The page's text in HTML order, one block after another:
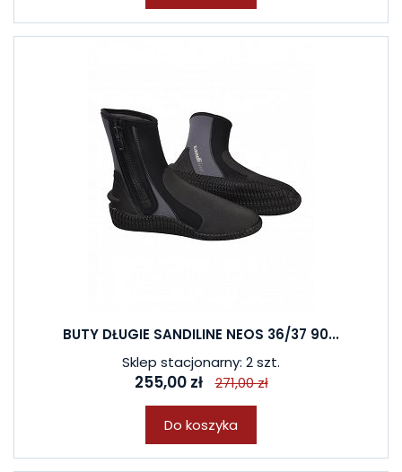
BUTY DŁUGIE SANDILINE NEOS 36/37 90...
Sklep stacjonarny: 2 szt.
255,00 zł 271,00 zł
Do koszyka